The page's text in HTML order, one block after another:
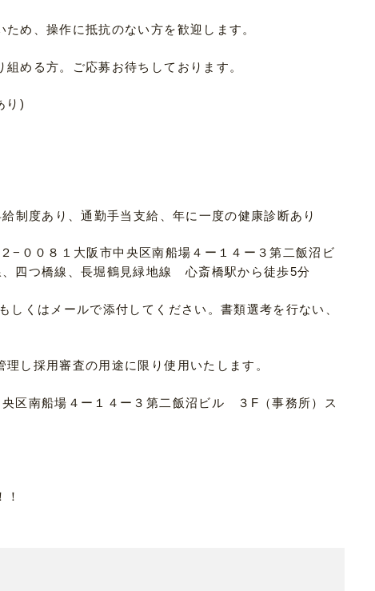
め、操作に抵抗のない方を歓迎します。
める方。ご応募お待ちしております。
り)
制度あり、通勤手当支給、年に一度の健康診断あり
０８１大阪市中央区南船場４ー１４ー３第二飯沼ビ
四つ橋線、長堀鶴見緑地線 心斎橋駅から徒歩5分
くはメールで添付してください。書類選考を行ない、
し採用審査の用途に限り使用いたします。
央区南船場４ー１４ー３第二飯沼ビル ３F（事務所）ス